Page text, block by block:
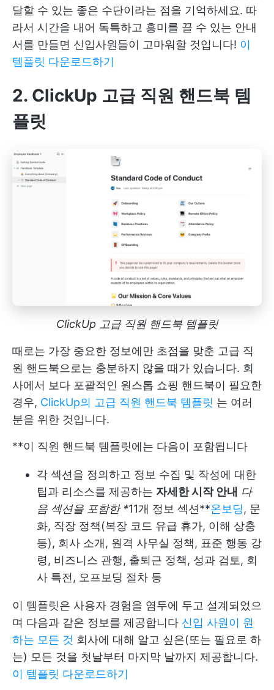
달할 수 있는 좋은 수단이라는 점을 기억하세요. 따
라서 시간을 내어 독특하고 흥미를 끌 수 있는 안내
서를 만들면 신입사원들이 고마워할 것입니다! 이
템플릿 다운로드하기
2. ClickUp 고급 직원 핸드북 템
플릿
ClickUp 고급 직원 핸드북 템플릿
때로는 가장 중요한 정보에만 초점을 맞춘 고급 직
원 핸드북으로는 충분하지 않을 때가 있습니다. 회
사에서 보다 포괄적인 원스톱 쇼핑 핸드북이 필요한
경우, ClickUp의 고급 직원 핸드북 템플릿 는 여러
분을 위한 것입니다.
**이 직원 핸드북 템플릿에는 다음이 포함됩니다
각 섹션을 정의하고 정보 수집 및 작성에 대한
팁과 리소스를 제공하는 자세한 시작 안내 다
음 섹션을 포함한 *11개 정보 섹션**온보딩, 문
화, 직장 정책(복장 코드 유급 휴가, 이해 상충
등), 회사 소개, 원격 사무실 정책, 표준 행동 강
령, 비즈니스 관행, 출퇴근 정책, 성과 검토, 회
사 특전, 오프보딩 절차 등
이 템플릿은 사용자 경험을 염두에 두고 설계되었으
며 다음과 같은 정보를 제공합니다 신입 사원이 원
하는 모든 것 회사에 대해 알고 싶은(또는 필요로 하
는) 모든 것을 첫날부터 마지막 날까지 제공합니다.
이 템플릿 다운로드하기